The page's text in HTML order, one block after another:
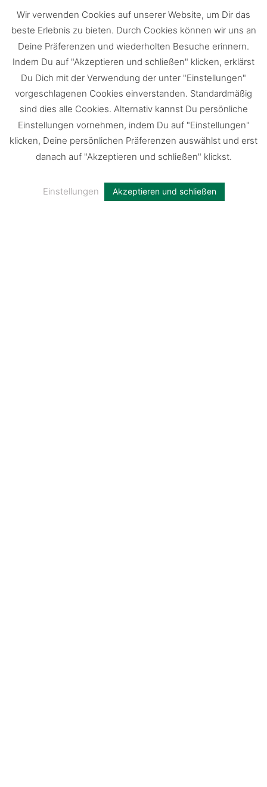
zu überlasten.
12 Tipps, mit denen wir dem Wald helfen
können, sindhierzu finden.
Quelle:BDF
Wir verwenden Cookies auf unserer Website, um Dir das
beste Erlebnis zu bieten. Durch Cookies können wir uns an
Deine Präferenzen und wiederholten Besuche erinnern.
Indem Du auf "Akzeptieren und schließen" klicken, erklärst
Du Dich mit der Verwendung der unter "Einstellungen"
vorgeschlagenen Cookies einverstanden. Standardmäßig
sind dies alle Cookies. Alternativ kannst Du persönliche
Einstellungen vornehmen, indem Du auf "Einstellungen"
klicken, Deine persönlichen Präferenzen auswählst und erst
danach auf "Akzeptieren und schließen" klickst.
Einstellungen Akzeptieren und schließen